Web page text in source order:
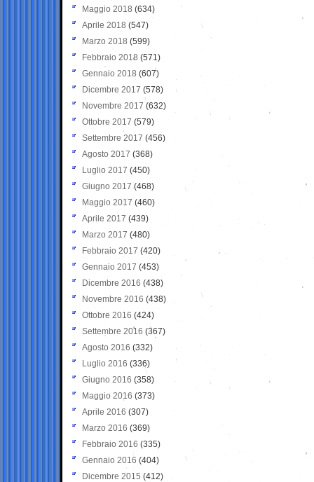
Maggio 2018 (634)
Aprile 2018 (547)
Marzo 2018 (599)
Febbraio 2018 (571)
Gennaio 2018 (607)
Dicembre 2017 (578)
Novembre 2017 (632)
Ottobre 2017 (579)
Settembre 2017 (456)
Agosto 2017 (368)
Luglio 2017 (450)
Giugno 2017 (468)
Maggio 2017 (460)
Aprile 2017 (439)
Marzo 2017 (480)
Febbraio 2017 (420)
Gennaio 2017 (453)
Dicembre 2016 (438)
Novembre 2016 (438)
Ottobre 2016 (424)
Settembre 2016 (367)
Agosto 2016 (332)
Luglio 2016 (336)
Giugno 2016 (358)
Maggio 2016 (373)
Aprile 2016 (307)
Marzo 2016 (369)
Febbraio 2016 (335)
Gennaio 2016 (404)
Dicembre 2015 (412)